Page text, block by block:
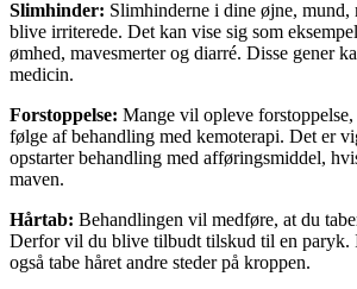
Slimhinder: Slimhinderne i dine øjne, mund,
blive irriterede. Det kan vise sig som
ømhed, mavesmerter og diarré. Disse gener
medicin.
Forstoppelse: Mange vil opleve
følge af behandling med kemoterapi. Det er
opstarter behandling med afføringsmiddel,
maven.
Hårtab: Behandlingen vil medføre, at du
Derfor vil du blive tilbudt tilskud til en paryk.
også tabe håret andre steder på kroppen.